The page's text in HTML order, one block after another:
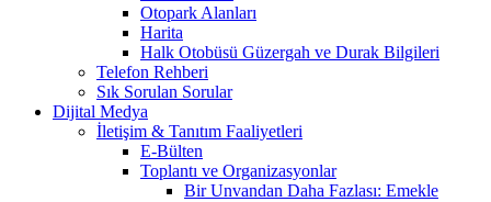
Otopark Alanları
Harita
Halk Otobüsü Güzergah ve Durak Bilgileri
Telefon Rehberi
Sık Sorulan Sorular
Dijital Medya
İletişim & Tanıtım Faaliyetleri
E-Bülten
Toplantı ve Organizasyonlar
Bir Unvandan Daha Fazlası: Emekle